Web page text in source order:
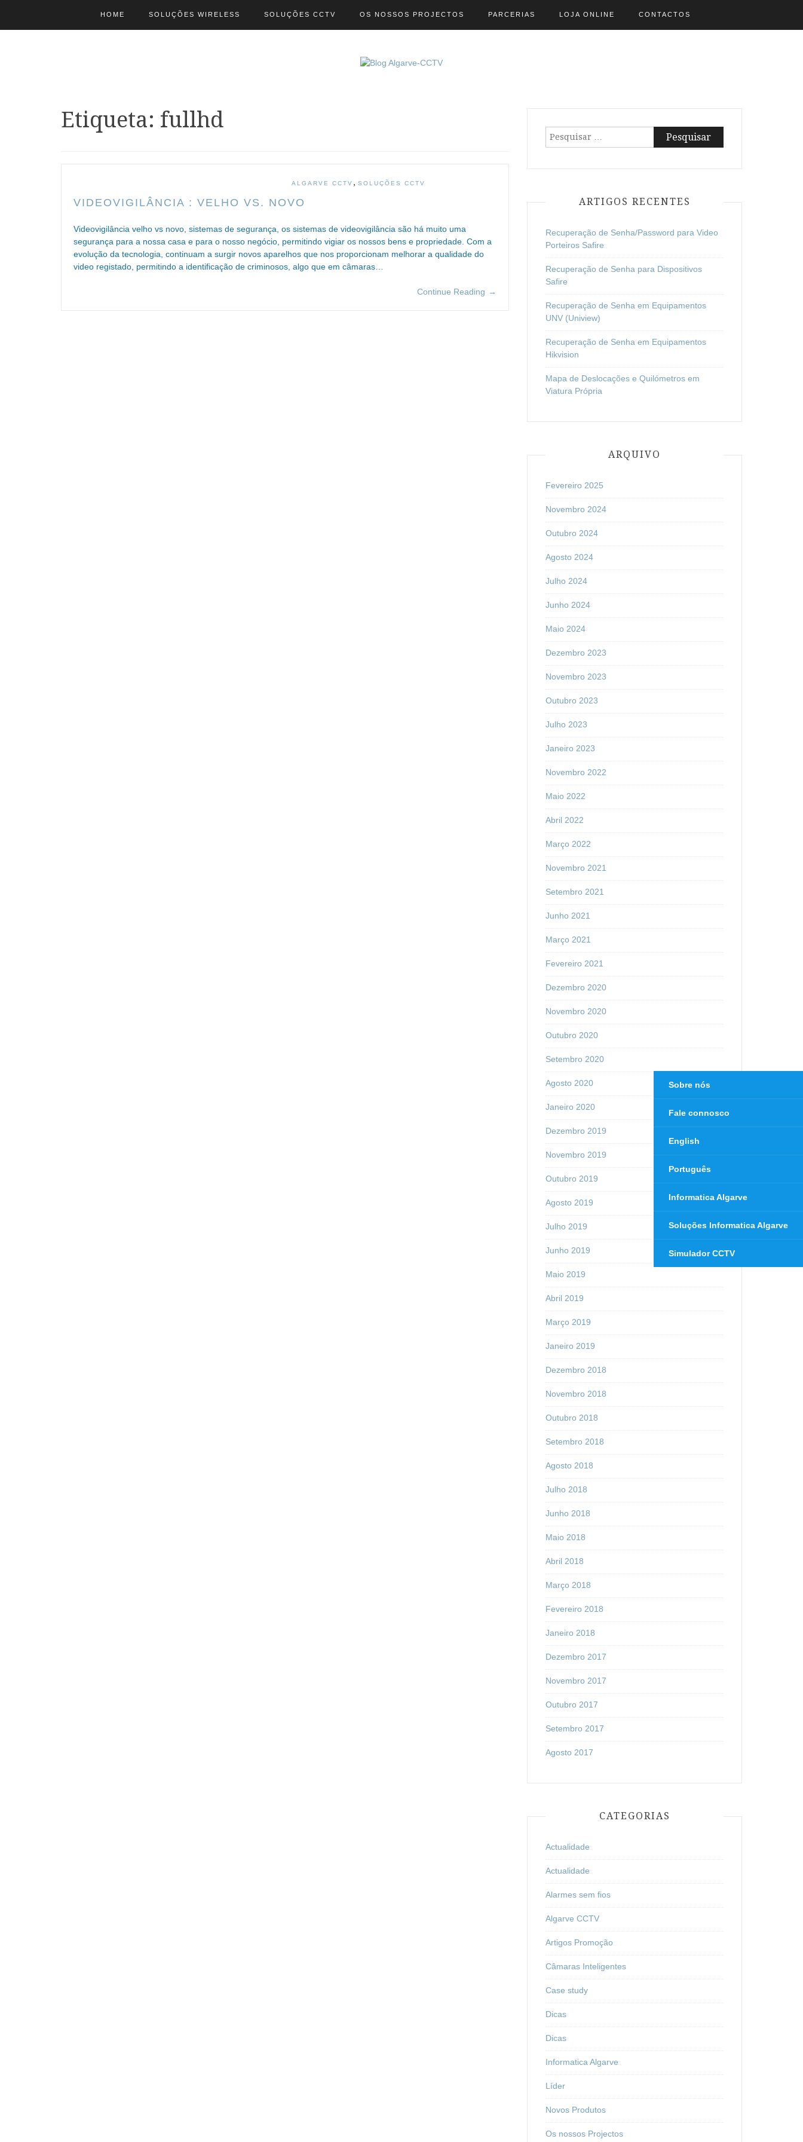
HOME SOLUÇÕES WIRELESS SOLUÇÕES CCTV OS NOSSOS PROJECTOS PARCERIAS LOJA ONLINE CONTACTOS
Etiqueta: fullhd
ALGARVE CCTV , SOLUÇÕES CCTV
VIDEOVIGILÂNCIA : VELHO VS. NOVO
Videovigilância velho vs novo, sistemas de segurança, os sistemas de videovigilância são há muito uma
segurança para a nossa casa e para o nosso negócio, permitindo vigiar os nossos bens e propriedade. Com a
evolução da tecnologia, continuam a surgir novos aparelhos que nos proporcionam melhorar a qualidade do
video registado, permitindo a identificação de criminosos, algo que em câmaras…
Continue Reading →
Pesquisar
por:
ARTIGOS RECENTES
Recuperação de Senha/Password para Video
Porteiros Safire
Recuperação de Senha para Dispositivos
Safire
Recuperação de Senha em Equipamentos
UNV (Uniview)
Recuperação de Senha em Equipamentos
Hikvision
Mapa de Deslocações e Quilómetros em
Viatura Própria
ARQUIVO
Fevereiro 2025
Novembro 2024
Outubro 2024
Agosto 2024
Julho 2024
Junho 2024
Maio 2024
Dezembro 2023
Novembro 2023
Outubro 2023
Julho 2023
Janeiro 2023
Novembro 2022
Maio 2022
Abril 2022
Março 2022
Novembro 2021
Setembro 2021
Junho 2021
Março 2021
Fevereiro 2021
Dezembro 2020
Novembro 2020
Outubro 2020
Setembro 2020
Agosto 2020
Janeiro 2020
Dezembro 2019
Novembro 2019
Outubro 2019
Agosto 2019
Julho 2019
Junho 2019
Maio 2019
Abril 2019
Março 2019
Janeiro 2019
Dezembro 2018
Novembro 2018
Outubro 2018
Setembro 2018
Agosto 2018
Julho 2018
Junho 2018
Maio 2018
Abril 2018
Março 2018
Fevereiro 2018
Janeiro 2018
Dezembro 2017
Novembro 2017
Outubro 2017
Setembro 2017
Agosto 2017
CATEGORIAS
Actualidade
Actualidade
Alarmes sem fios
Algarve CCTV
Artigos Promoção
Câmaras Inteligentes
Case study
Dicas
Dicas
Informatica Algarve
Líder
Novos Produtos
Os nossos Projectos
Sobre nós
Fale connosco
English
Português
Informatica Algarve
Soluções Informatica Algarve
Simulador CCTV